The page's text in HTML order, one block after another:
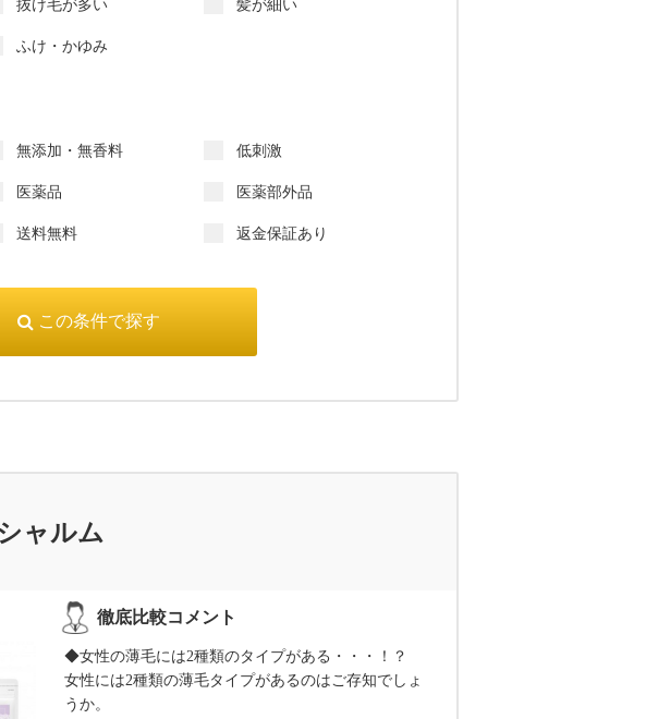
抜け毛が多い 髪が細い
ふけ・かゆみ
無添加・無香料 低刺激
医薬品 医薬部外品
送料無料 返金保証あり
ャルム
◆女性の薄毛には2種類のタイプがある・・・！？
女性には2種類の薄毛タイプがあるのはご存知でしょ
うか。